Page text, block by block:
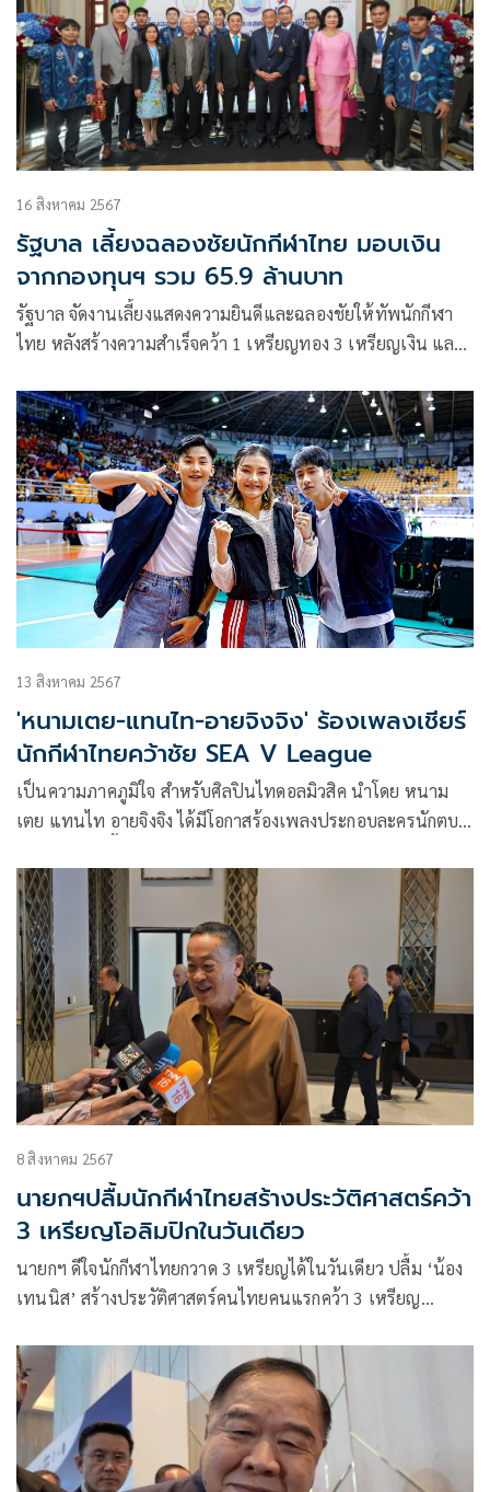
16 สิงหาคม 2567
รัฐบาล เลี้ยงฉลองชัยนักกีฬาไทย มอบเงิน
จากกองทุนฯ รวม 65.9 ล้านบาท
รัฐบาล จัดงานเลี้ยงแสดงความยินดีและฉลองชัยให้ทัพนักกีฬา
ไทย หลังสร้างความสำเร็จคว้า 1 เหรียญทอง 3 เหรียญเงิน และ
รางวัลจากกองทุนพัฒนาการกีฬาแห่งชาติ การกีฬาแห่ง
ประเทศไทย รวมเป็นเงินทั้งสิ้น 65.9 ล้านบาท เพื่อตอบแทน
ความมุ่งมั่นตั้งใจ และสร้างชื่อเสียงให้ประเทศชาติ ท่ามกลาง
บรรยากาศชื่นมื่น
13 สิงหาคม 2567
'หนามเตย-แทนไท-อายจิงจิง' ร้องเพลงเชียร์
นักกีฬาไทยคว้าชัย SEA V League
เป็นความภาคภูมิใจ สำหรับศิลปินไทดอลมิวสิค นำโดย หนาม
เตย แทนไท อายจิงจิง ได้มีโอกาสร้องเพลงประกอบละครนักตบ
ใจ แต่งคำร้อง และทำนอง และเรียบเรียง โดย “หนามเตย” หรือ
ใช้นามปากกา “ลูกหนาม”
8 สิงหาคม 2567
นายกฯปลื้มนักกีฬาไทยสร้างประวัติศาสตร์คว้า
3 เหรียญโอลิมปิกในวันเดียว
นายกฯ ดีใจนักกีฬาไทยกวาด 3 เหรียญได้ในวันเดียว ปลื้ม ‘น้อง
เทนนิส’ สร้างประวัติศาสตร์คนไทยคนแรกคว้า 3 เหรียญ
ได้ด้วยตัวเอง